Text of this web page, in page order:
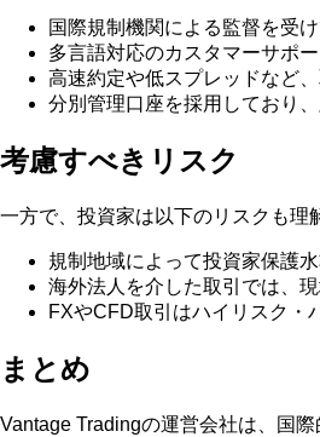
国際規制機関による監督を受
多言語対応のカスタマーサポ
高速約定や低スプレッドなど
分別管理口座を採用しており
考慮すべきリスク
一方で、投資家は以下のリスクも理
規制地域によって投資家保護
海外法人を介した取引では、
FXやCFD取引はハイリスク・
まとめ
Vantage Tradingの運営会社は、国